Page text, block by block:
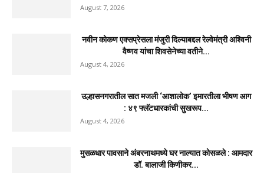
August 7, 2026
नवीन कोकण एक्सप्रेसला मंजुरी दिल्याबद्दल रेल्वेमंत्री अश्विनी
वैष्णव यांचा शिवसेनेच्या वतीने...
August 4, 2026
उल्हासनगरातील सात मजली ‘आशालोक’ इमारतीला भीषण आग
: ४९ फ्लॅटधारकांची सुखरूप...
August 4, 2026
मुसळधार पावसाने अंबरनाथमध्ये घर नाल्यात कोसळले : आमदार
डॉ. बालाजी किणीकर...